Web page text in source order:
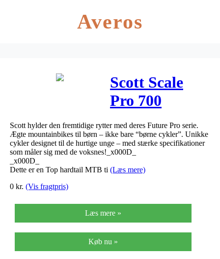
Averos
Scott Scale
Pro 700
Future Pro
2019
Scott hylder den fremtidige rytter med deres Future Pro serie.
Ægte mountainbikes til børn – ikke bare “børne cykler”. Unikke
cykler designet til de hurtige unge – med stærke specifikationer
som måler sig med de voksnes!_x000D_
_x000D_
Dette er en Top hardtail MTB ti (Læs mere)
0 kr. (Vis fragtpris)
Læs mere »
Køb nu »